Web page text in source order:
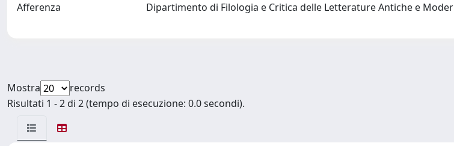
Afferenza Dipartimento di Filologia e Critica delle Letterature Antiche e
Mostra
records
Risultati 1 - 2 di 2 (tempo di esecuzione: 0.0 secondi).